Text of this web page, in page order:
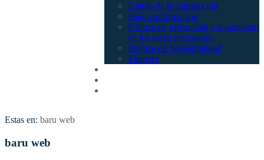
Estado de tu transacción
Pago confirmación
Política de privacidad y tratamiento
de los datos personales
Política de Sostenibilidad
Tiquetes
Estas en: baru web
baru web